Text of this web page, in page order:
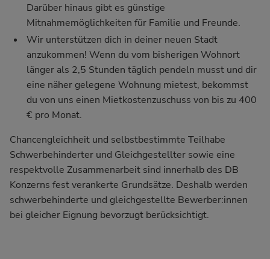
Darüber hinaus gibt es günstige
Mitnahmemöglichkeiten für Familie und Freunde.
Wir unterstützen dich in deiner neuen Stadt
anzukommen! Wenn du vom bisherigen Wohnort
länger als 2,5 Stunden täglich pendeln musst und dir
eine näher gelegene Wohnung mietest, bekommst
du von uns einen Mietkostenzuschuss von bis zu 400
€ pro Monat.
Chancengleichheit und selbstbestimmte Teilhabe
Schwerbehinderter und Gleichgestellter sowie eine
respektvolle Zusammenarbeit sind innerhalb des DB
Konzerns fest verankerte Grundsätze. Deshalb werden
schwerbehinderte und gleichgestellte Bewerber:innen
bei gleicher Eignung bevorzugt berücksichtigt.